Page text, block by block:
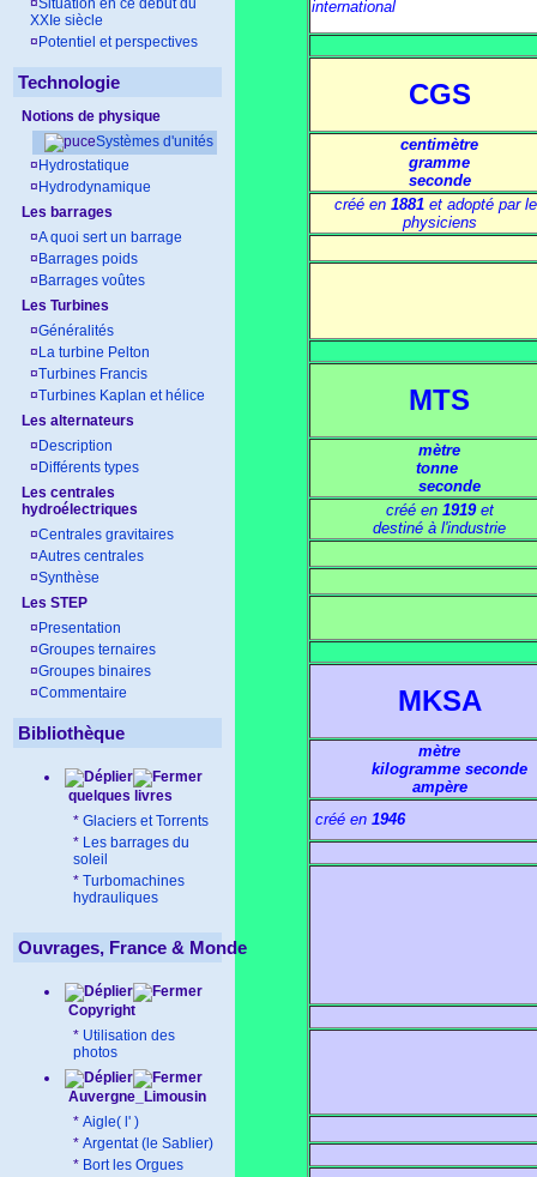
¤Situation en ce début du
XXIe siècle
¤ Potentiel et perspectives
Technologie
Notions de physique
Systèmes d'unités
¤ Hydrostatique
¤ Hydrodynamique
Les barrages
¤A quoi sert un barrage
¤ Barrages poids
¤ Barrages voûtes
Les Turbines
¤Généralités
¤ La turbine Pelton
¤Turbines Francis
¤Turbines Kaplan et hélice
Les alternateurs
¤ Description
¤ Différents types
Les centrales
hydroélectriques
¤Centrales gravitaires
¤Autres centrales
¤Synthèse
Les STEP
¤ Presentation
¤Groupes ternaires
¤Groupes binaires
¤Commentaire
Bibliothèque
quelques livres
* Glaciers et Torrents
* Les barrages du
soleil
* Turbomachines
hydrauliques
Ouvrages, France & Monde
Copyright
* Utilisation des
photos
Auvergne_Limousin
* Aigle( l' )
* Argentat (le Sablier)
* Bort les Orgues
international
CGS
centimètre
gramme
seconde
créé en 1881et adopté par
physiciens
MTS
mètre
tonne
seconde
créé en 1919et
destiné à l'industrie
MKSA
mètre
kilogramme seconde
ampère
créé en 1946